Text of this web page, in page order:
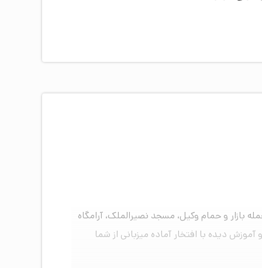
از جمله بازار و حمام وکیل، مسجد نصیرالملک، آرامگاه
و ۵۰ باب اتاق و سوئیت با پرسنلی مجرب و آموزش دیده با افتخار آماده میزبانی از شما